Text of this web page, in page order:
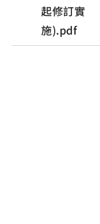
起修訂實
施).pdf